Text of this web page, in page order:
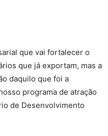
que vai fortalecer o
que já exportam, mas a
daquilo que foi a
programa de atração
de Desenvolvimento